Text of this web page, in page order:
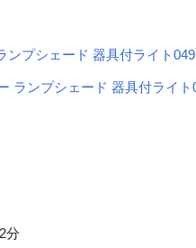
ンプシェード 器具付ライト049
分